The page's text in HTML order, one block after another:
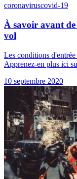
coronaviruscovid-19
À savoir avant de
vol
Les conditions
Apprenez-en plus ici
10 septembre 2020